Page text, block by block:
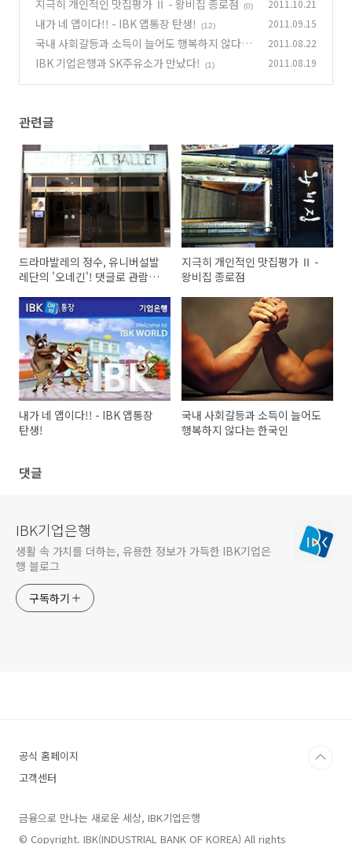
(81)
지극히 개인적인 맛집평가 Ⅱ - 왕비집 종로점 (0) 2011.10.21
내가 네 앱이다!! - IBK 앱통장 탄생! (12) 2011.09.15
국내 사회갈등과 소득이 늘어도 행복하지 않다는
한국인
(2)
2011.08.22
IBK 기업은행과 SK주유소가 만났다! (1) 2011.08.19
관련글
드라마발레의 정수, 유니버설발
레단의 '오네긴'! 댓글로 관람신
지극히 개인적인 맛집평가 Ⅱ -
왕비집 종로점
내가 네 앱이다!! - IBK 앱통장
탄생!
국내 사회갈등과 소득이 늘어도
행복하지 않다는 한국인
댓글
IBK기업은행
생활 속 가치를 더하는, 유용한 정보가 가득한 IBK기업은
행 블로그
구독하기
공식 홈페이지
고객센터
금융으로 만나는 새로운 세상, IBK기업은행
© Copyright. IBK(INDUSTRIAL BANK OF KOREA) All rights